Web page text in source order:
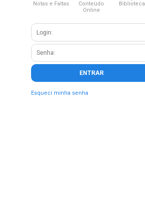
Notas e Faltas
Conteúdo
Online
Biblioteca
Esqueci minha senha